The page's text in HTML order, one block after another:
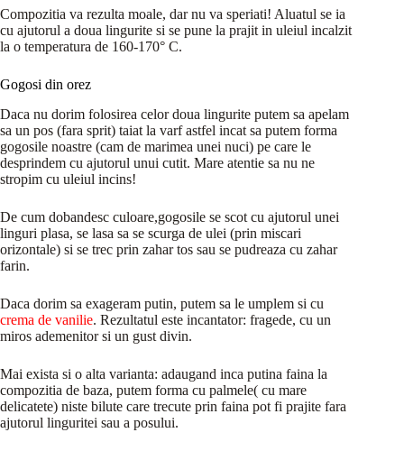
Compozitia va rezulta moale, dar nu va speriati! Aluatul se ia
cu ajutorul a doua lingurite si se pune la prajit in uleiul incalzit
la o temperatura de 160-170° C.
Gogosi din orez
Daca nu dorim folosirea celor doua lingurite putem sa apelam
sa un pos (fara sprit) taiat la varf astfel incat sa putem forma
gogosile noastre (cam de marimea unei nuci) pe care le
desprindem cu ajutorul unui cutit. Mare atentie sa nu ne
stropim cu uleiul incins!
De cum dobandesc culoare,gogosile se scot cu ajutorul unei
linguri plasa, se lasa sa se scurga de ulei (prin miscari
orizontale) si se trec prin zahar tos sau se pudreaza cu zahar
farin.
Daca dorim sa exageram putin, putem sa le umplem si cu
crema de vanilie. Rezultatul este incantator: fragede, cu un
miros ademenitor si un gust divin.
Mai exista si o alta varianta: adaugand inca putina faina la
compozitia de baza, putem forma cu palmele( cu mare
delicatete) niste bilute care trecute prin faina pot fi prajite fara
ajutorul linguritei sau a posului.